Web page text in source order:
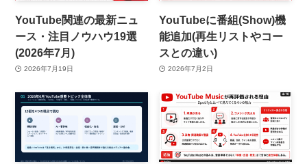
YouTube関連の最新ニュ
ース・注目ノウハウ19選
(2026年7月)
2026年7月19日
YouTubeに番組(Show)機
能追加(再生リストやコー
スとの違い)
2026年7月2日